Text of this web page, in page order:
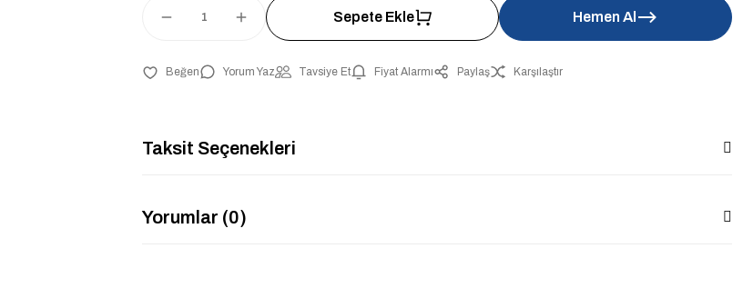
Sepete Ekle Hemen Al
Yorum Yaz Tavsiye Et Fiyat Alarmı Paylaş Karşılaştır
Taksit Seçenekleri
Yorumlar (0)